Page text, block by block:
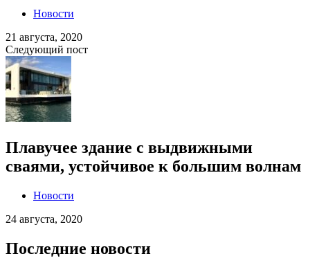
Новости
21 августа, 2020
Следующий пост
Плавучее здание с выдвижными
сваями, устойчивое к большим волнам
Новости
24 августа, 2020
Последние новости